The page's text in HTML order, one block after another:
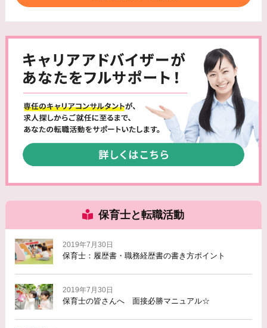
保育士と転職活動
2019年7月30日
保育士：履歴書・職務経歴書の書き方ポイント
2019年7月30日
保育士の皆さんへ 面接必勝マニュアル☆